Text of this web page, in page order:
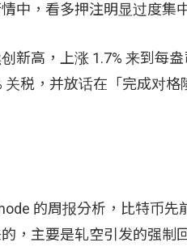
中，看多押注明显过度集
新高，上涨 1.7% 来到每
关税，并放话在「完成对
的周报分析，比特币
，主要是轧空引发的强制